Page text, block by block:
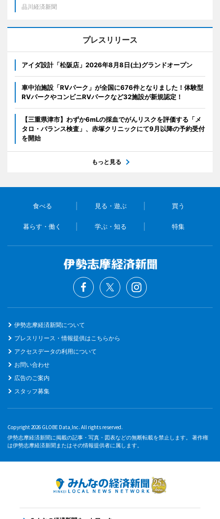
品川経済新聞
プレスリリース
アイダ設計「松阪店」2026年8月8日(土)グランドオープン
車中泊施設「RVパーク」が全国に676件となりました！体験型
RVパークやコンビニRVパークなど32施設が新規認定！
【三重県津市】わずか6mLの採血でがんリスクを評価する「メ
タロ・バランス検査」、赤塚クリニックにて9月以降の予約受付
を開始
もっと見る
食べる 見る・遊ぶ 買う
暮らす・働く 学ぶ・知る 特集
伊勢志摩経済新聞について
プレスリリース・情報提供はこちらから
アクセスデータの利用について
お問い合わせ
広告のご案内
スタッフ募集
Copyright 2026 GLOBE Data,Inc. All rights reserved.
伊勢志摩経済新聞に掲載の記事・写真・図表などの無断転載を禁止します。 著作権
は伊勢志摩経済新聞またはその情報提供者に属します。